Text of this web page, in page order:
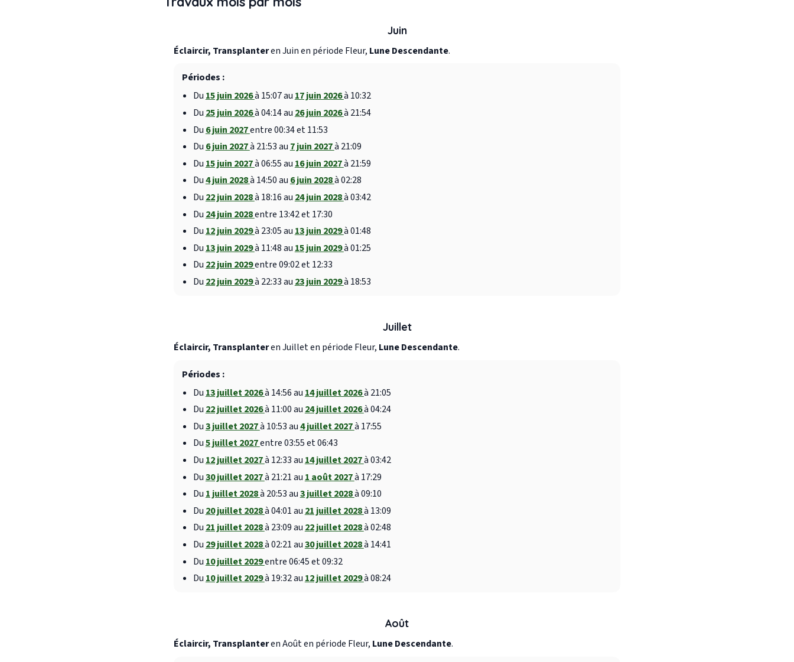
Juin
Éclaircir, Transplanteren Juin en période Fleur, Lune Descendante.
Périodes :
Du15 juin 2026à 15:07 au17 juin 2026à 10:32
Du 25 juin 2026à 04:14 au 26 juin 2026à 21:54
Du 6 juin 2027entre 00:34 et 11:53
Du 6 juin 2027à 21:53 au 7 juin 2027à 21:09
Du 15 juin 2027à 06:55 au 16 juin 2027à 21:59
Du4 juin 2028à 14:50 au6 juin 2028à 02:28
Du 22 juin 2028à 18:16 au 24 juin 2028à 03:42
Du 24 juin 2028entre 13:42 et 17:30
Du 12 juin 2029à 23:05 au 13 juin 2029à 01:48
Du 13 juin 2029à 11:48 au 15 juin 2029à 01:25
Du 22 juin 2029entre 09:02 et 12:33
Du 22 juin 2029à 22:33 au 23 juin 2029à 18:53
Juillet
Éclaircir, Transplanteren Juillet en période Fleur, Lune Descendante.
Périodes :
Du 13 juillet 2026à 14:56 au 14 juillet 2026à 21:05
Du 22 juillet 2026à 11:00 au 24 juillet 2026à 04:24
Du3 juillet 2027à 10:53 au4 juillet 2027à 17:55
Du5 juillet 2027entre 03:55 et 06:43
Du 12 juillet 2027à 12:33 au 14 juillet 2027à 03:42
Du30 juillet 2027à 21:21 au 1 août 2027à 17:29
Du 1 juillet 2028à 20:53 au3 juillet 2028à 09:10
Du 20 juillet 2028à 04:01 au 21 juillet 2028à 13:09
Du21 juillet 2028à 23:09 au22 juillet 2028à 02:48
Du 29 juillet 2028à 02:21 au30 juillet 2028à 14:41
Du 10 juillet 2029entre 06:45 et 09:32
Du 10 juillet 2029à 19:32 au 12 juillet 2029à 08:24
Août
Éclaircir, Transplanteren Août en période Fleur, Lune Descendante.